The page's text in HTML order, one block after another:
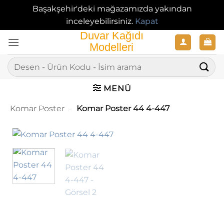
Başakşehir'deki mağazamızda yakından
inceleyebilirsiniz. Kapat
atla
Ara:
MENÜ
Komar Poster - Komar Poster 44 4-447